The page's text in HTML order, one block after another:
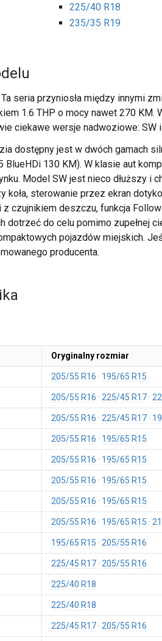
225/40 R18
235/35 R19
seria przyniosła między innymi
1.6 THP o mocy nawet 270 KM.
ciekawe wersje nadwoziowe:
dostępny jest w dwóch gamach
130 KM). W klasie aut
Model SW jest nieco dłuższy i
sterowanie przez ekran
deszczu, funkcja
do celu pomimo zupełnej
pojazdów miejskich.
producenta.
Oryginalny rozmiar
205/55 R16 195/65 R15
205/55 R16 225/45 R17
205/55 R16 225/45 R17
205/55 R16 195/65 R15
205/55 R16 195/65 R15
205/55 R16 195/65 R15
205/55 R16 195/65 R15
205/55 R16 195/65 R15
195/65 R15 205/55 R16
225/45 R17 205/55 R16
225/40 R18
225/40 R18
225/45 R17 205/55 R16